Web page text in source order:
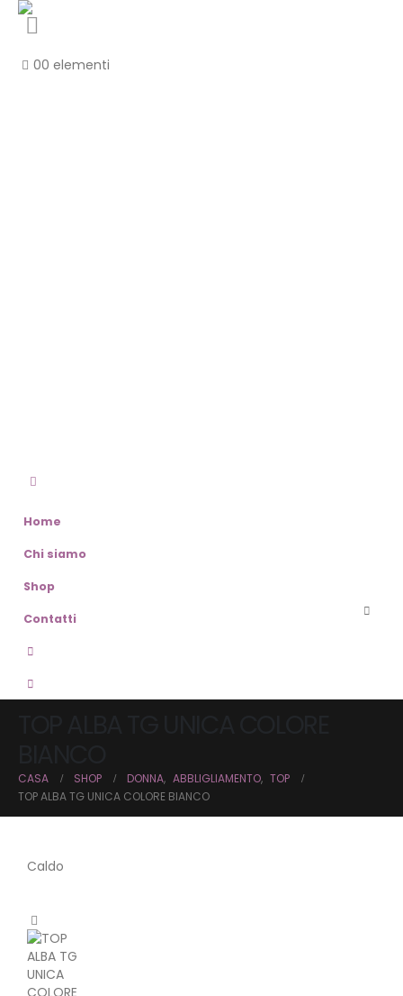
00 elementi
Home
Chi siamo
Shop
Contatti
CASA SHOP DONNA, ABBLIGLIAMENTO, TOP
TOP ALBA TG UNICA COLORE BIANCO
Caldo